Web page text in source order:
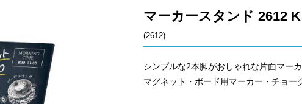
マーカースタンド 2612
(2612)
シンプルな2本脚がおしゃれな片面マーカ
マグネット・ボード用マーカー・チョー